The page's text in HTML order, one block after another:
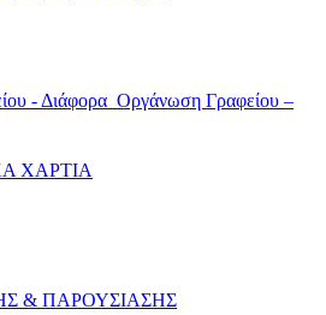
Οργάνωση Γραφείου –
ΧΑΡΤΙΑ
& ΠΑΡΟΥΣΙΑΣΗΣ